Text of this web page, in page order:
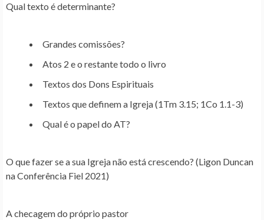
Qual texto é determinante?
Grandes comissões?
Atos 2 e o restante todo o livro
Textos dos Dons Espirituais
Textos que definem a Igreja (1Tm 3.15; 1Co 1.1-3)
Qual é o papel do AT?
O que fazer se a sua Igreja não está crescendo? (Ligon Duncan
na Conferência Fiel 2021)
A checagem do próprio pastor